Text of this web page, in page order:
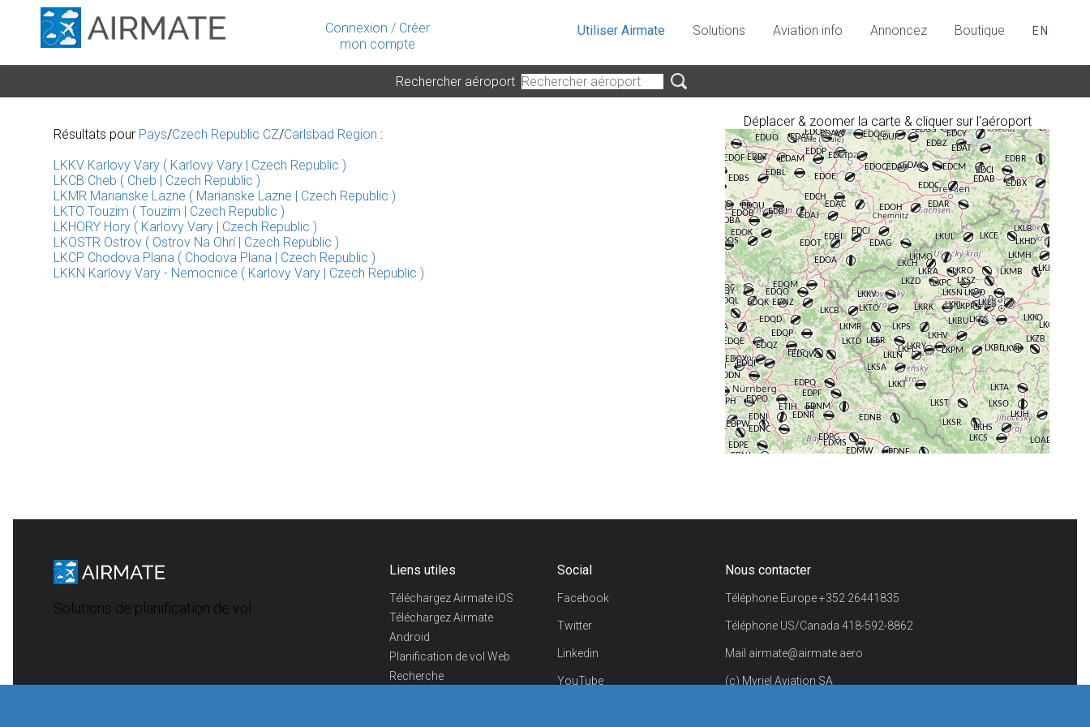
Connexion / Créer
mon compte
Utiliser Airmate Solutions Aviation info Annoncez Boutique EN
Rechercher aéroport
Déplacer & zoomer la carte & cliquer sur l'aéroport
©OpenStreetMapcontributors.
Résultats pour Pays/Czech Republic CZ/Carlsbad Region :
LKKV Karlovy Vary ( Karlovy Vary | Czech Republic )
LKCB Cheb ( Cheb | Czech Republic )
LKMR Marianske Lazne ( Marianske Lazne | Czech Republic )
LKTO Touzim ( Touzim | Czech Republic )
LKHORY Hory ( Karlovy Vary | Czech Republic )
LKOSTR Ostrov ( Ostrov Na Ohrí | Czech Republic )
LKCP Chodova Plana ( Chodova Plana | Czech Republic )
LKKN Karlovy Vary - Nemocnice ( Karlovy Vary | Czech Republic )
Solutions de planification de vol
Liens utiles
Téléchargez Airmate iOS
Téléchargez Airmate
Android
Planification de vol Web
Recherche
Social
Facebook
Twitter
Linkedin
YouTube
Nous contacter
Téléphone Europe+352 26441835
Téléphone US/Canada 418-592-8862
Mail airmate@airmate.aero
(c) Myriel Aviation SA